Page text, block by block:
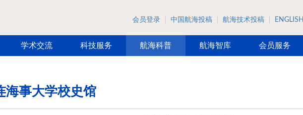
会员登录 中国航海投稿 航海技术投稿 ENGLISH
学术交流 科技服务 航海科普 航海智库 会员服务
海事大学校史馆